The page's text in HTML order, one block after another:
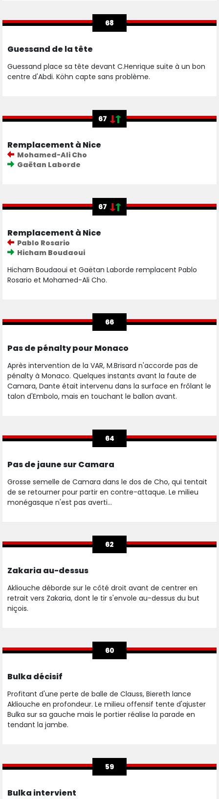
68
Guessand de la tête
Guessand place sa tête devant C.Henrique suite à un bon
centre d'Abdi. Köhn capte sans problème.
67
Remplacement à Nice
Mohamed-Ali Cho
Gaëtan Laborde
67
Remplacement à Nice
Pablo Rosario
Hicham Boudaoui
Hicham Boudaoui et Gaëtan Laborde remplacent Pablo
Rosario et Mohamed-Ali Cho.
66
Pas de pénalty pour Monaco
Après intervention de la VAR, M.Brisard n'accorde pas de
pénalty à Monaco. Quelques instants avant la faute de
Camara, Dante était intervenu dans la surface en frôlant le
talon d'Embolo, mais en touchant le ballon avant.
64
Pas de jaune sur Camara
Grosse semelle de Camara dans le dos de Cho, qui tentait
de se retourner pour partir en contre-attaque. Le milieu
monégasque n'est pas averti...
62
Zakaria au-dessus
Akliouche déborde sur le côté droit avant de centrer en
retrait vers Zakaria, dont le tir s'envole au-dessus du but
niçois.
60
Bulka décisif
Profitant d'une perte de balle de Clauss, Biereth lance
Akliouche en profondeur. Le milieu offensif tente d'ajuster
Bulka sur sa gauche mais le portier réalise la parade en
tendant la jambe.
59
Bulka intervient